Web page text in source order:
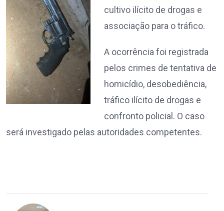
cultivo ilícito de drogas e
associação para o tráfico.
A ocorrência foi registrada
pelos crimes de tentativa de
homicídio, desobediência,
tráfico ilícito de drogas e
confronto policial. O caso
será investigado pelas autoridades competentes.